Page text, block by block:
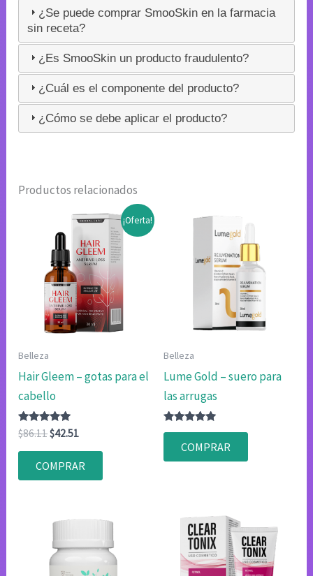
¿Se puede comprar SmooSkin en la farmacia
sin receta?
¿Es SmooSkin un producto fraudulento?
¿Cuál es el componente del producto?
¿Cómo se debe aplicar el producto?
Productos relacionados
¡Oferta!
Belleza
Hair Gleem – gotas para el
cabello
Valorado
con
4.75
de 5
$86.11El
original
era:
$42.51El
actual
es:
COMPRAR
Belleza
Lume Gold – suero para
las arrugas
Valorado
4.75
de 5
COMPRAR